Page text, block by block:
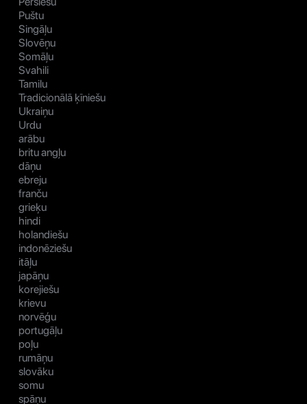
Puštu
Singāļu
Slovēņu
Somāļu
Svahili
Tamilu
Tradicionālā ķīniešu
Ukraiņu
Urdu
arābu
britu angļu
dāņu
ebreju
franču
grieķu
hindi
holandiešu
indonēziešu
itāļu
japāņu
korejiešu
krievu
norvēģu
portugāļu
poļu
rumāņu
slovāku
somu
spāņu